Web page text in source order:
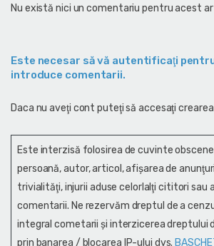
Nu există nici un comentariu pentru acest
Este necesar să vă autentificaţi
introduce comentarii.
Daca nu aveţi cont puteţi să accesaţi
Este interzisă folosirea de cuvinte
persoană, autor, articol, afişarea de
trivialităţi, injurii aduse celorlalţi cititori sau
comentarii. Ne rezervăm dreptul de a
integral cometarii și interzicerea dreptului
prin banarea / blocarea IP-ului dvs.